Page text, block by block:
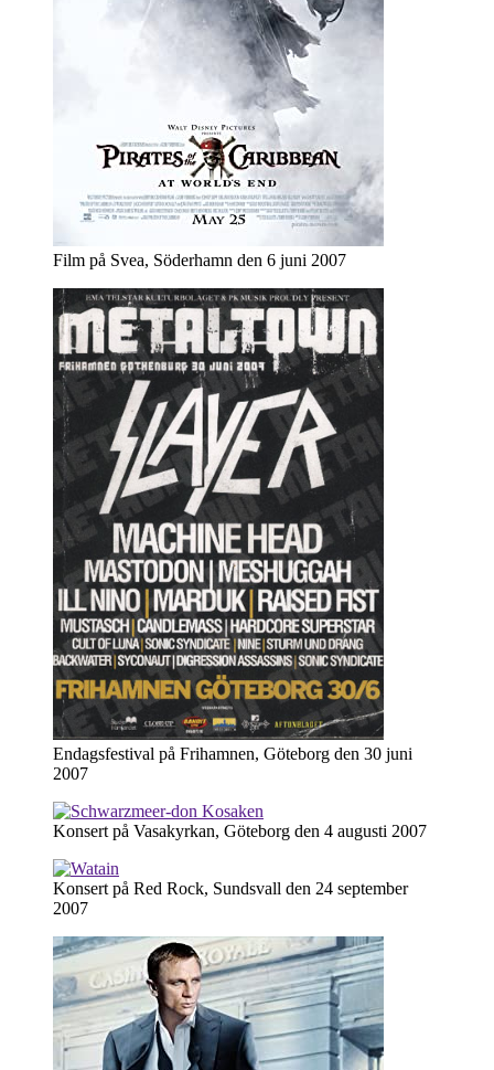
Film på Svea, Söderhamn den 6 juni 2007
Endagsfestival på Frihamnen, Göteborg den 30 juni
2007
Konsert på Vasakyrkan, Göteborg den 4 augusti 2007
Konsert på Red Rock, Sundsvall den 24 september
2007